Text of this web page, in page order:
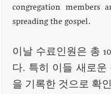
congregation members
spreading the gospel.
이날 수료인원은 총
다. 특히 이들 새로운
을 기록한 것으로 확